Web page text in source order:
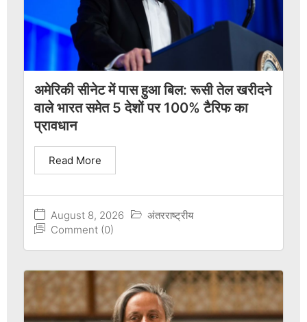
अमेरिकी सीनेट में पास हुआ बिल: रूसी तेल खरीदने
वाले भारत समेत 5 देशों पर 100% टैरिफ का
प्रावधान
August 8, 2026
अंतरराष्ट्रीय
Comment (0)
Read More